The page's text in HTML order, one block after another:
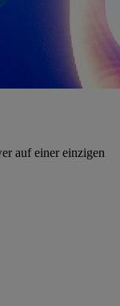
auf einer einzigen